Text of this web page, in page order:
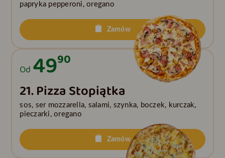
papryka pepperoni, oregano
Zamów
Od 4990
21. Pizza Stopiątka
sos, ser mozzarella, salami, szynka, boczek, kurczak,
pieczarki, oregano
Zamów